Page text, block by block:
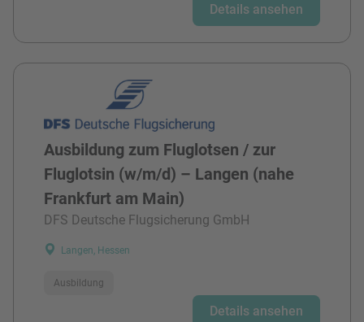
Details ansehen
Ausbildung zum Fluglotsen / zur
Fluglotsin (w/m/d) – Langen (nahe
Frankfurt am Main)
DFS Deutsche Flugsicherung GmbH
Langen, Hessen
Ausbildung
Details ansehen